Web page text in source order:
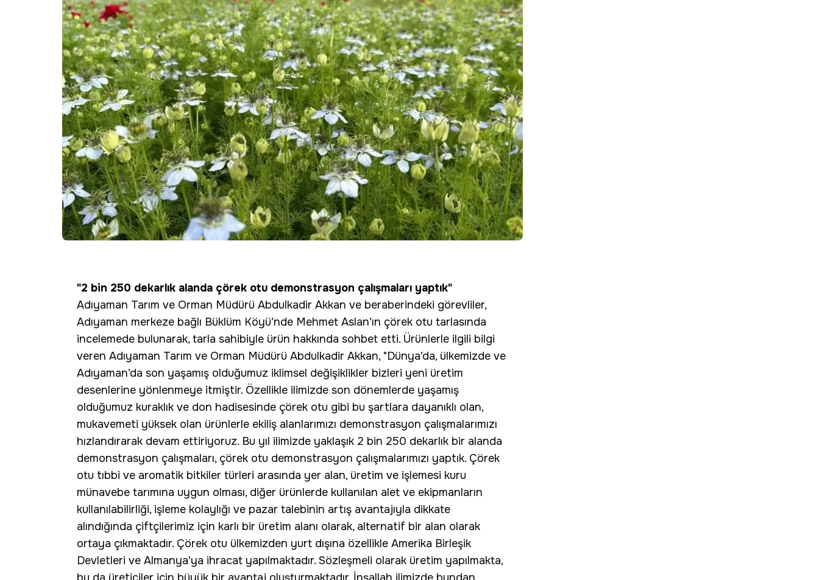
"2 bin 250 dekarlık alanda çörek otu demonstrasyon çalışmaları yaptık"
Adıyaman Tarım ve Orman Müdürü Abdulkadir Akkan ve beraberindeki görevliler,
Adıyaman merkeze bağlı Büklüm Köyü’nde Mehmet Aslan’ın çörek otu tarlasında
incelemede bulunarak, tarla sahibiyle ürün hakkında sohbet etti. Ürünlerle ilgili bilgi
veren Adıyaman Tarım ve Orman Müdürü Abdulkadir Akkan, "Dünya’da, ülkemizde ve
Adıyaman’da son yaşamış olduğumuz iklimsel değişiklikler bizleri yeni üretim
desenlerine yönlenmeye itmiştir. Özellikle ilimizde son dönemlerde yaşamış
olduğumuz kuraklık ve don hadisesinde çörek otu gibi bu şartlara dayanıklı olan,
mukavemeti yüksek olan ürünlerle ekiliş alanlarımızı demonstrasyon çalışmalarımızı
hızlandırarak devam ettiriyoruz. Bu yıl ilimizde yaklaşık 2 bin 250 dekarlık bir alanda
demonstrasyon çalışmaları, çörek otu demonstrasyon çalışmalarımızı yaptık. Çörek
otu tıbbi ve aromatik bitkiler türleri arasında yer alan, üretim ve işlemesi kuru
münavebe tarımına uygun olması, diğer ürünlerde kullanılan alet ve ekipmanların
kullanılabilirliği, işleme kolaylığı ve pazar talebinin artış avantajıyla dikkate
alındığında çiftçilerimiz için karlı bir üretim alanı olarak, alternatif bir alan olarak
ortaya çıkmaktadır. Çörek otu ülkemizden yurt dışına özellikle Amerika Birleşik
Devletleri ve Almanya'ya ihracat yapılmaktadır. Sözleşmeli olarak üretim yapılmakta,